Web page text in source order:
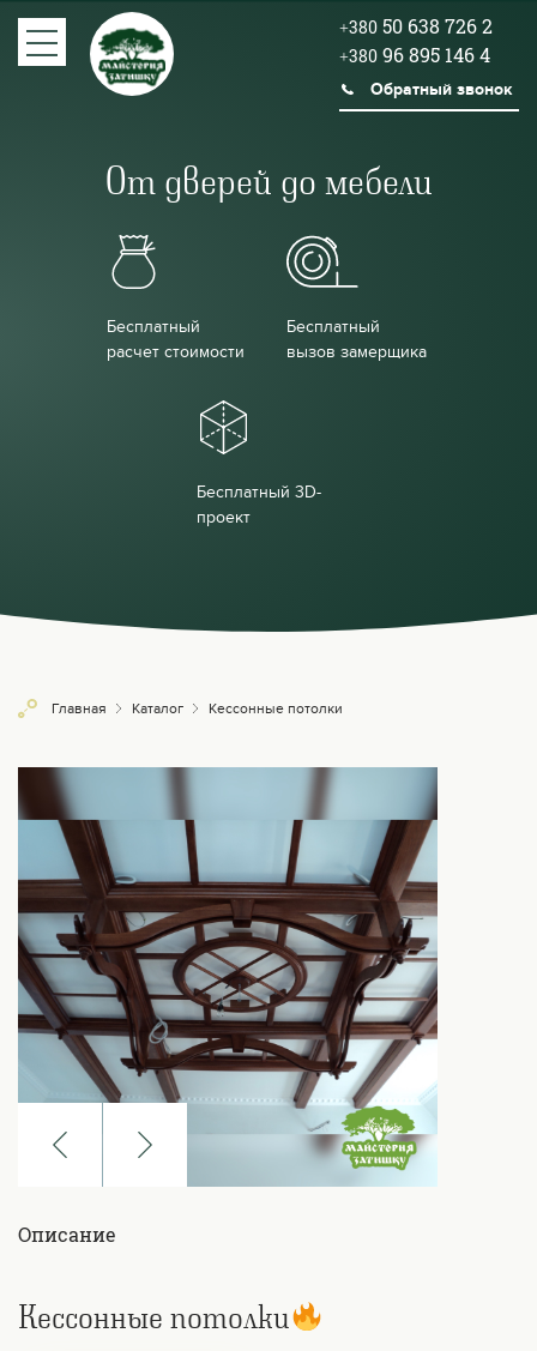
+380 50 638 726 2
+380 96 895 146 4
Обратный звонок
От дверей до мебели
Бесплатный
расчет стоимости
Бесплатный
вызов замерщика
Бесплатный 3D-
проект
Главная Каталог Кессонные потолки
Описание
Кессонные потолки